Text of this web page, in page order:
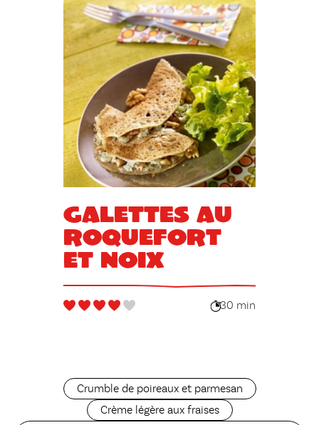
Galettes au
Roquefort
et noix
30 min
Crumble de poireaux et parmesan
Crème légère aux fraises